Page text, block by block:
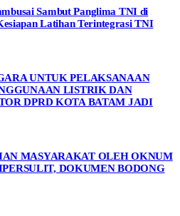
Sambut Panglima TNI di
Latihan Terintegrasi TNI
UNTUK PELAKSANAAN
LISTRIK DAN
DPRD KOTA BATAM JADI
MASYARAKAT OLEH OKNUM
DOKUMEN BODONG